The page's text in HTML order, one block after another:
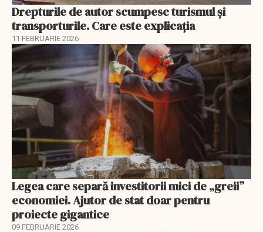
Drepturile de autor scumpesc turismul și
transporturile. Care este explicația
11 FEBRUARIE 2026
Legea care separă investitorii mici de „greii”
economiei. Ajutor de stat doar pentru
proiecte gigantice
09 FEBRUARIE 2026